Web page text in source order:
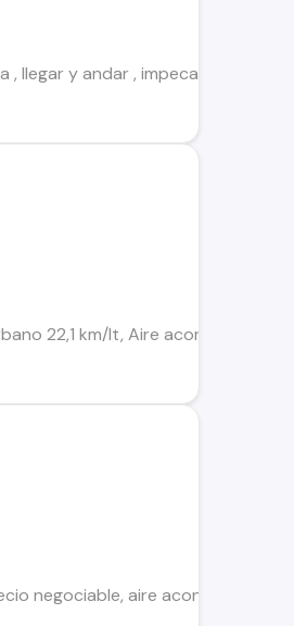
llegar y andar , impecable
22,1 km/lt, Aire
negociable, aire